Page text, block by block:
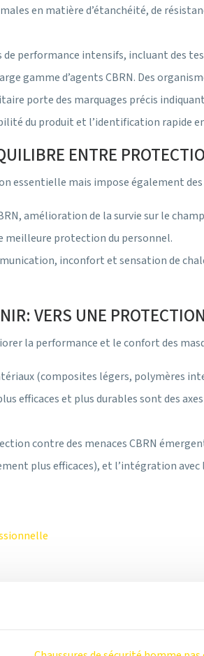
en matière d’étanchéité, de
de performance intensifs, incluant des
gamme d’agents CBRN. Des
porte des marquages précis
du produit et l’identification rapide en
ENTRE
essentielle mais impose également
amélioration de la survie sur le
meilleure protection du personnel.
inconfort et sensation de
VERS UNE
la performance et le confort des
(composites légers, polymères
efficaces et plus durables sont des
contre des menaces CBRN
plus efficaces), et l’intégration